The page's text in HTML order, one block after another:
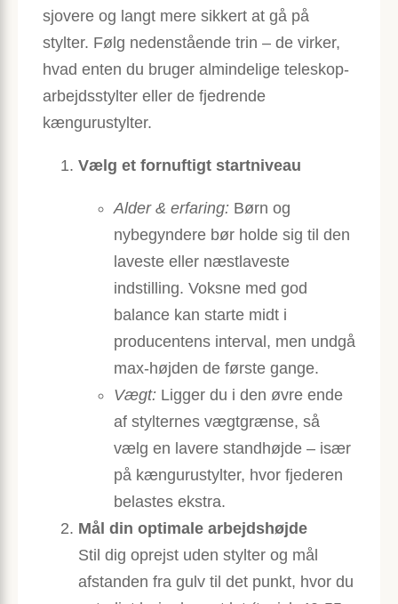
sjovere og langt mere sikkert at gå på
stylter. Følg nedenstående trin – de virker,
hvad enten du bruger almindelige teleskop-
arbejdsstylter eller de fjedrende
kængurustylter.
Vælg et fornuftigt startniveau
Alder & erfaring: Børn og
nybegyndere bør holde sig til den
laveste eller næstlaveste
indstilling. Voksne med god
balance kan starte midt i
producentens interval, men undgå
max-højden de første gange.
Vægt: Ligger du i den øvre ende
af stylternes vægtgrænse, så
vælg en lavere standhøjde – især
på kængurustylter, hvor fjederen
belastes ekstra.
Mål din optimale arbejdshøjde
Stil dig oprejst uden stylter og mål
afstanden fra gulv til det punkt, hvor du